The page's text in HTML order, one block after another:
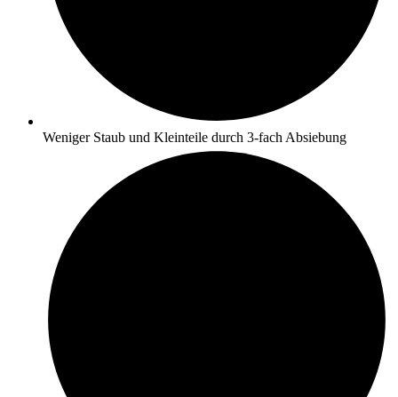
Weniger Staub und Kleinteile durch 3-fach Absiebung